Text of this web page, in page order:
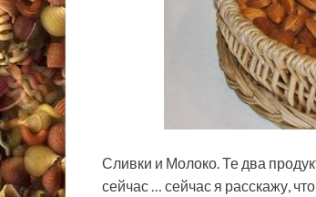
Сливки и Молоко. Те два
сейчас … сейчас я расскажу,